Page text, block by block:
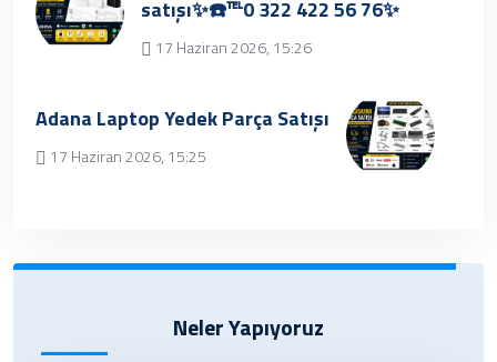
satışı✨☎️℡0 322 422 56 76✨
17 Haziran 2026, 15:26
Adana Laptop Yedek Parça Satışı
17 Haziran 2026, 15:25
Neler Yapıyoruz